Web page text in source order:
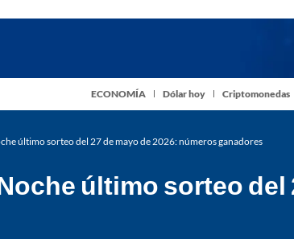
ECONOMÍA Dólar hoy Criptomonedas
último sorteo del 27 de mayo de 2026: números ganadores
último sorteo del